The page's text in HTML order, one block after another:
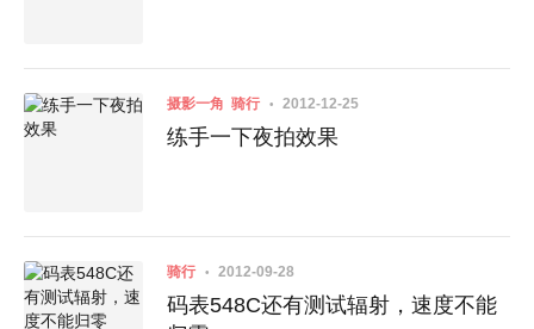
摄影一角 骑行 2012-12-25
练手一下夜拍效果
骑行 2012-09-28
码表548C还有测试辐射，速度不能